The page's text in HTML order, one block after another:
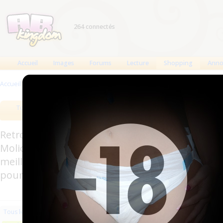
264 connectés
Accueil Images Forums Lecture Shopping
Accueil >
Tous les produits
Retrouverez sur cette page les meilleures
Molicare, Comficare, Confiance, Depend,
meilleurs produits aussi bien pour les
pour l'incontinence.
Tous les produits
Les plus récents Trier par nom